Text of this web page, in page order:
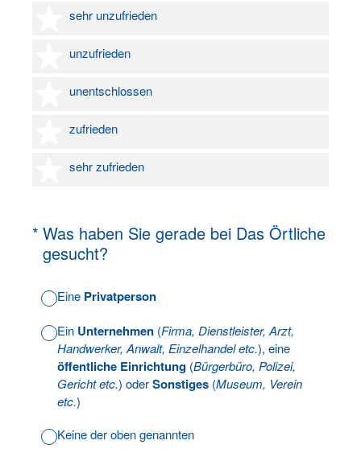
sehr unzufrieden
1 Stern
unzufrieden
2 Sterne
unentschlossen
3 Sterne
zufrieden
4 Sterne
sehr zufrieden
5 Sterne
* Was haben Sie gerade bei Das Örtliche
gesucht?
(Erforderlich.)
Eine Privatperson
Ein Unternehmen (Firma, Dienstleister, Arzt,
Handwerker, Anwalt, Einzelhandel etc.), eine
öffentliche Einrichtung (Bürgerbüro, Polizei,
Gericht etc.) oderSonstiges (Museum, Verein
etc.)
Keine der oben genannten